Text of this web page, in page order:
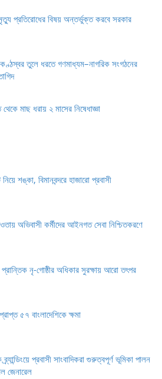
মৃত্যু প্রতিরোধের বিষয় অন্তর্ভুক্ত করবে সরকার
তুলে ধরতে গণমাধ্যম–নাগরিক সংগঠনের
মাছ ধরায় ২ মাসের নিষেধাজ্ঞা
শঙ্কা, বিমানবন্দরে হাজারো প্রবাসী
অভিবাসী কর্মীদের আইনগত সেবা নিশ্চিতকরণে
নৃ-গোষ্ঠীর অধিকার সুরক্ষায় আরো তৎপর
৫৭ বাংলাদেশিকে ক্ষমা
প্রবাসী সাংবাদিকরা গুরুত্বপূর্ণ ভূমিকা পালন
জেনারেল